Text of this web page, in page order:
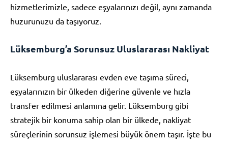
hizmetlerimizle, sadece eşyalarınızı değil, aynı zamanda
huzurunuzu da taşıyoruz.
Lüksemburg’a Sorunsuz Uluslararası Nakliyat
Lüksemburg uluslararası evden eve taşıma süreci,
eşyalarınızın bir ülkeden diğerine güvenle ve hızla
transfer edilmesi anlamına gelir. Lüksemburg gibi
stratejik bir konuma sahip olan bir ülkede, nakliyat
süreçlerinin sorunsuz işlemesi büyük önem taşır. İşte bu